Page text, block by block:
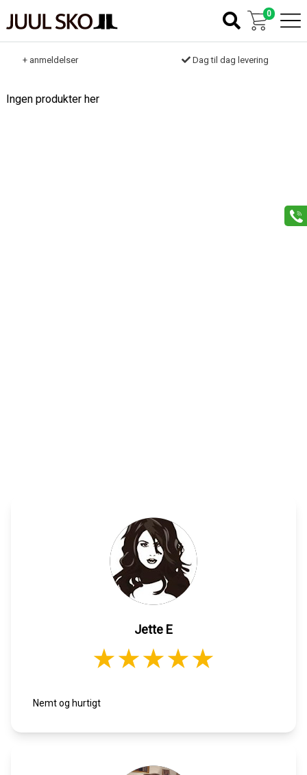
Ingen produkter her
0
Jette E
Nemt og hurtigt
+ anmeldelser Dag til dag levering